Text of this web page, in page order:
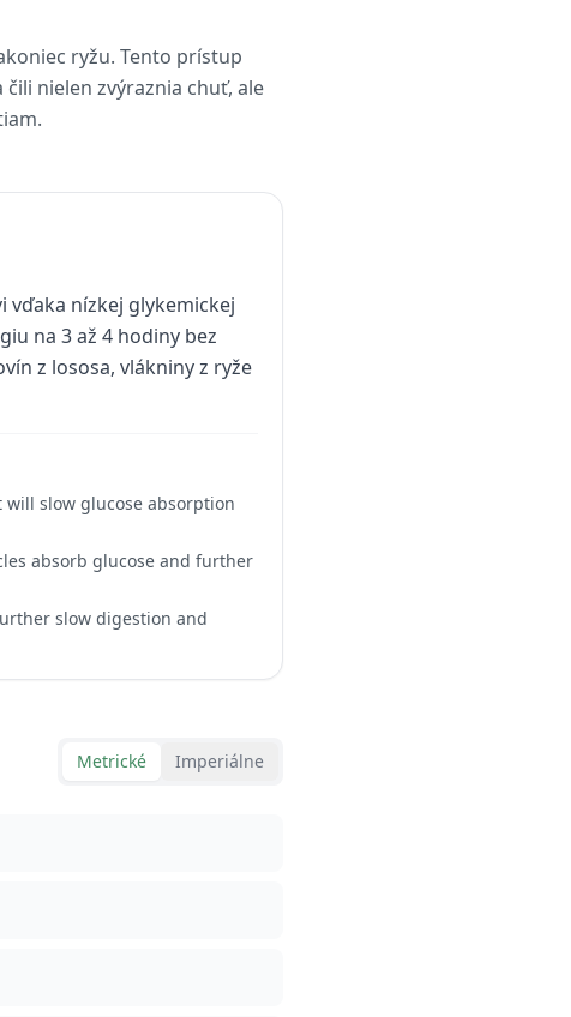
ryžu. Tento prístup
čili nielen zvýraznia chuť, ale
vďaka nízkej glykemickej
na 3 až 4 hodiny bez
z lososa, vlákniny z ryže
slow glucose absorption
absorb glucose and further
slow digestion and
Metrické Imperiálne